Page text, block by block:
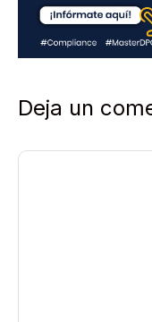
Deja un
Comentario